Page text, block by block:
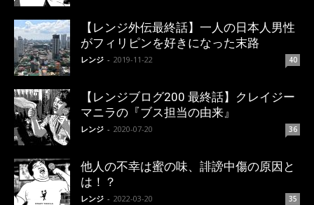
【レンジ外伝最終話】一人の日本人男性
がフィリピンを好きになった末路
レンジ - 2019-11-22 40
【レンジブログ200 最終話】クレイジー
マニラの『ブス担当の由来』
レンジ - 2020-07-20 36
他人の不幸は蜜の味、誹謗中傷の原因と
は！？
レンジ - 2022-03-20 35